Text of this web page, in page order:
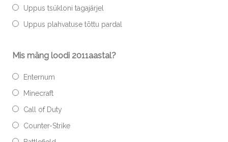
Uppus tsükloni tagajärjel
Uppus plahvatuse tõttu pardal
Mis mäng loodi 2011aastal?
Enternum
Minecraft
Call of Duty
Counter-Strike